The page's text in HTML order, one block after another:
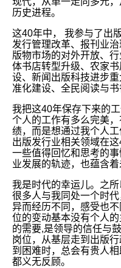
历史进程。
这40年中， 我参与了出
发行管理改革、报刊业
版物市场的对外开放、
体书店转型升级、农家
设、新闻出版科技进步
准化建设、全民阅读与
我把这40年保存下来的
个人的工作有多么完美
绩，而是想通过我个人
出版发行业相关领域在
一些值得回忆和思考的
业发展的轨迹，也蕴含着
我是时代的幸运儿。之
很多人与我同处一个时
异而经历不同，感受也
位的变动基本没有个人
的需要,是领导的信任与
岗位，从基层走到出版
到困难时，总会有贵人
都义无反顾。